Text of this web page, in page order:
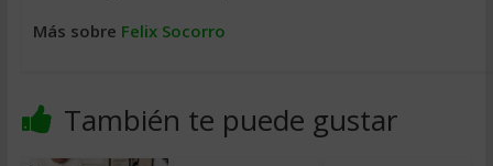
Más sobre Felix Socorro
También te puede gustar